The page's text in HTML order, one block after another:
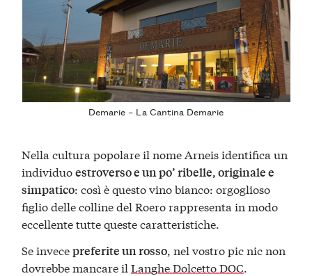
Demarie – La Cantina Demarie
Nella cultura popolare il nome Arneis identifica un
individuoestroverso e un po’ ribelle, originale e
simpatico: così è questo vino bianco: orgoglioso
figlio delle colline del Roero rappresenta in modo
eccellente tutte queste caratteristiche.
Se invecepreferite un rosso, nel vostro pic nic non
dovrebbe mancare ilLanghe Dolcetto DOC.